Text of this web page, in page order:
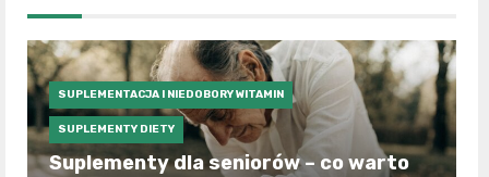
SUPLEMENTACJA I NIEDOBORY WITAMIN
SUPLEMENTY DIETY
Suplementy dla seniorów – co warto